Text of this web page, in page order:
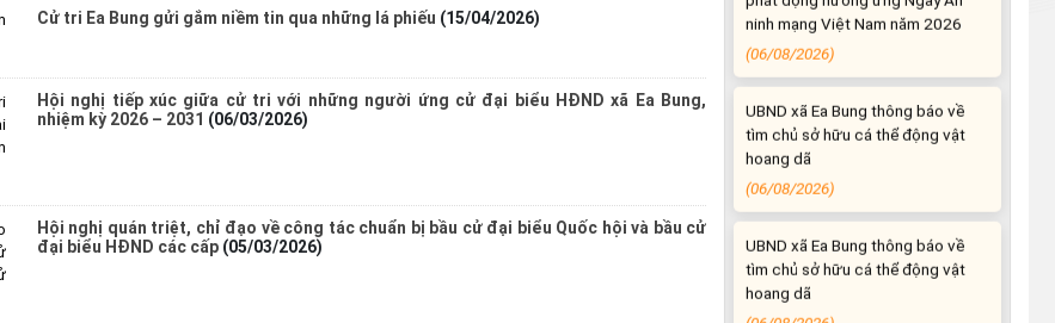
Cử tri Ea Bung gửi gắm niềm tin qua những lá phiếu (15/04/2026)
Hội nghị tiếp xúc giữa cử tri với những người ứng cử đại biểu HĐND xã Ea Bung,
nhiệm kỳ 2026 – 2031 (06/03/2026)
Hội nghị quán triệt, chỉ đạo về công tác chuẩn bị bầu cử đại biểu Quốc hội và bầu cử
đại biểu HĐND các cấp (05/03/2026)
(06/08/2026)
UBND xã Ea Bung thông báo về
tìm chủ sở hữu cá thể động vật
hoang dã
(06/08/2026)
UBND xã Ea Bung thông báo về
tìm chủ sở hữu cá thể động vật
hoang dã
(06/08/2026)